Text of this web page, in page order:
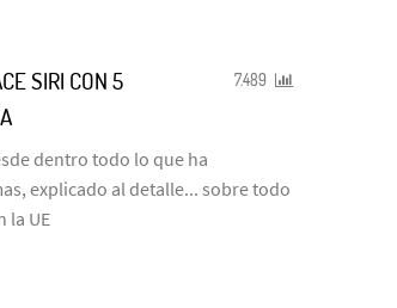
7.489
SIRI CON 5
dentro todo lo que ha
explicado al detalle... sobre todo
la UE